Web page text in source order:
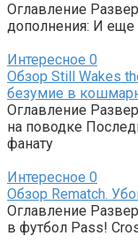
Оглавление
дополнения: И еще
Интересное 0
Обзор Still Wakes
безумие в
Оглавление
на поводке
фанату
Интересное 0
Обзор Rematch.
Оглавление
в футбол Pass!